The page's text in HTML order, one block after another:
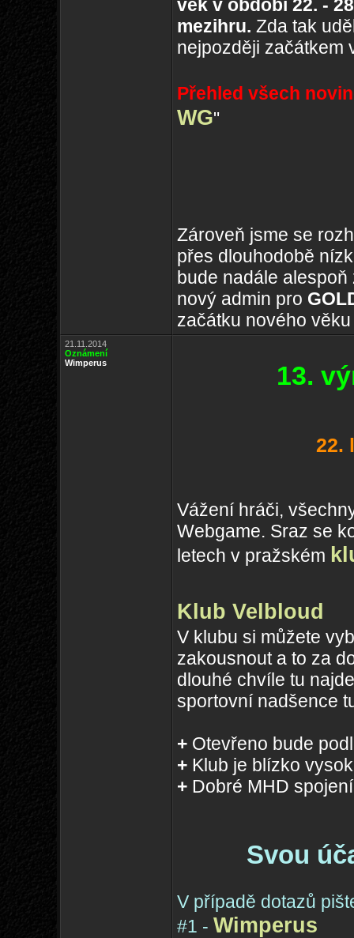
věk v období 22. -
mezihru. Zda tak
nejpozději začátkem
Přehled všech
WG"
Zároveň jsme se
přes dlouhodobě
bude nadále
nový admin pro
začátku nového
21.11.2014
Oznámení
Wimperus
13.
22.
Vážení hráči,
Webgame. Sraz se
letech v pražském
Klub Velbloud
V klubu si můžete
zakousnout a to za
dlouhé chvíle tu
sportovní nadšence
+Otevřeno bude
+Klub je blízko
+Dobré MHD
Svou
V případě dotazů
#1 - Wimperus